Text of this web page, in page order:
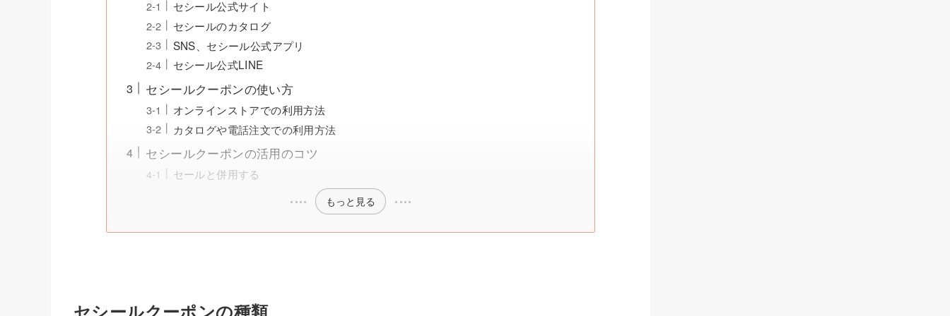
セシール公式サイト
セシールのカタログ
SNS、セシール公式アプリ
セシール公式LINE
セシールクーポンの使い方
オンラインストアでの利用方法
カタログや電話注文での利用方法
セシールクーポンの活用のコツ
セールと併用する
もっと見る
セシールクーポンの種類